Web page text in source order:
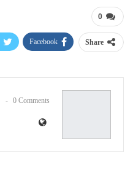
0
Share
Facebook
0 Comments